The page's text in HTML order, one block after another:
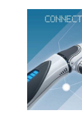
日本
대한민